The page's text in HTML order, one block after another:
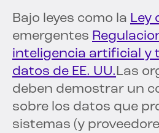
Bajo leyes como la Ley
emergentes
inteligencia artificial y
datos de EE. UU.Las
deben demostrar un
sobre los datos que
sistemas (y